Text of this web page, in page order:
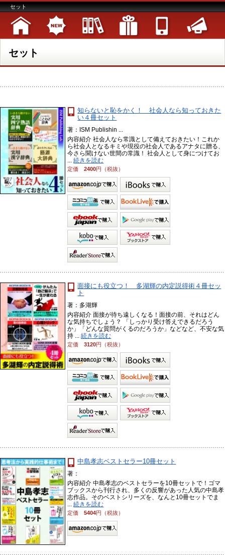
セット
セット
知らないと恥をかく！ 社会人なら知っておきた
い４冊セット
著：ISM Publishin ...
内容紹介 社会人なら常識として備えておきたい！これか
ら社会人となるキミや現役の社会人であるアナタに贈る、
今さら聞けない世間の常識！ 社会人として身につけてお
...続きを読む
定価2400円（税抜）
面接にも役立つ！ 多湖輝の内定説得術４冊セッ
ト
著：多湖輝
内容紹介 面接が待ち遠しくなる！面接の前、それはどん
な気持ちでしょう？ 「しっかり受け答えできるだろう
か」「どんな質問がくるのだろうか」などなど、不安な気
持 ...続きを読む
定価3120円（税抜）
中島孝志ベストセラー10冊セット
著：
内容紹介 中島孝志のベストセラーを10冊セットで！ゴマ
ブックスから刊行され、多くの反響があった人気の中島孝
志作品。そのベストシリーズを、なんと10冊セットでま
...続きを読む
定価5404円（税抜）